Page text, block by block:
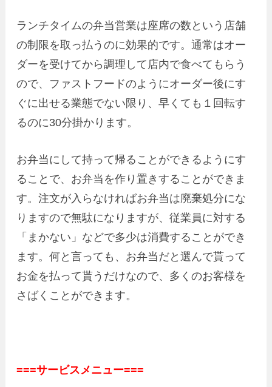
ランチタイムの弁当営業は座席の数という店舗
の制限を取っ払うのに効果的です。通常はオー
ダーを受けてから調理して店内で食べてもらう
ので、ファストフードのようにオーダー後にす
ぐに出せる業態でない限り、早くても１回転す
るのに30分掛かります。
お弁当にして持って帰ることができるようにす
ることで、お弁当を作り置きすることができま
す。注文が入らなければお弁当は廃棄処分にな
りますので無駄になりますが、従業員に対する
「まかない」などで多少は消費することができ
ます。何と言っても、お弁当だと選んで貰って
お金を払って貰うだけなので、多くのお客様を
さばくことができます。
===サービスメニュー===